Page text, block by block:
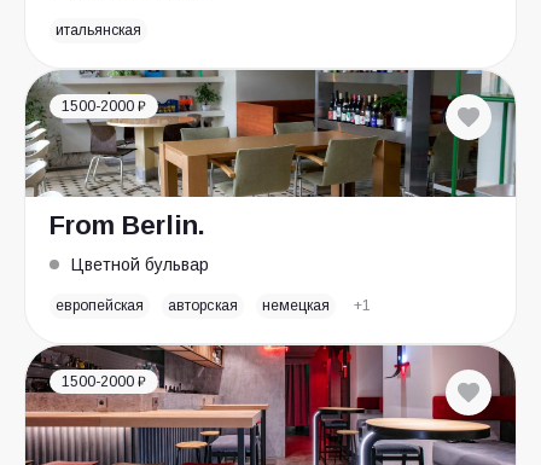
итальянская
1500-2000 ₽
From Berlin.
Цветной бульвар
европейская авторская немецкая +1
1500-2000 ₽